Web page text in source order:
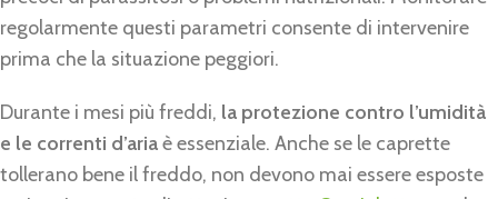
regolarmente questi parametri consente di intervenire
prima che la situazione peggiori.
Durante i mesi più freddi, la protezione contro l’umidità
e le correnti d’ariaè essenziale. Anche se le caprette
tollerano bene il freddo, non devono mai essere esposte